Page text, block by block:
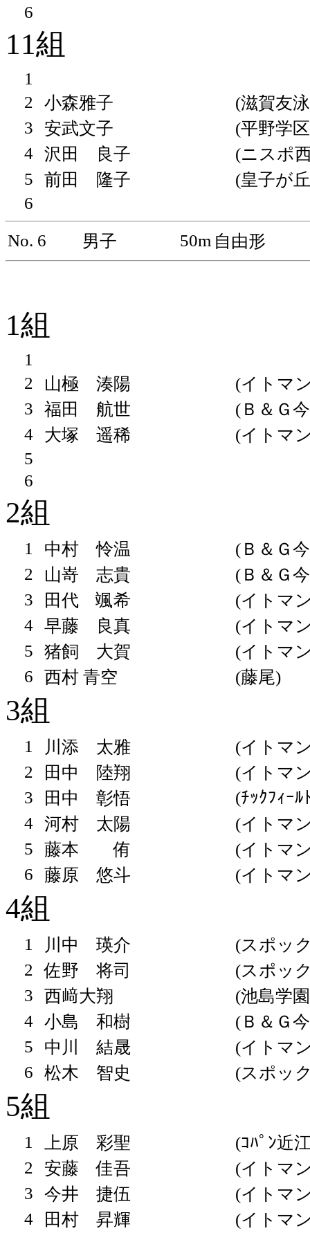
6
11組
1
2
小森雅子
(滋賀友
3
安武文子
(平野学
4 沢田 良子
(ニスポ
5
前田 隆子
(皇子が
6
No. 6
男子 50m 自由形
1組
1
2
山極 湊陽
(イトマ
3
福田 航世
(Ｂ＆Ｇ
4
大塚 遥稀
(イトマ
5
6
2組
1 中村 怜温
(Ｂ＆Ｇ
2
山嵜 志貴
(Ｂ＆Ｇ
3
田代 颯希
(イトマ
4 早藤 良真
(イトマ
5
猪飼 大賀
(イトマ
6
西村 青空 (藤尾)
3組
1 川添 太雅
(イトマ
2
田中 陸翔
(イトマ
3
田中 彰悟
(ﾁｯｸﾌｨｰﾙ
4 河村 太陽
(イトマ
5
藤本 侑
(イトマ
6
藤原 悠斗 (イトマ
4組
1 川中 瑛介
(スポッ
2 佐野 将司
(スポッ
3
西﨑大翔
(池島学
4 小島 和樹
(Ｂ＆Ｇ
5
中川 結晟
(イトマ
6
松木 智史 (スポッ
5組
1 上原 彩聖
(ｺﾊﾟﾝ近
2
安藤 佳吾
(イトマ
3
今井 捷伍
(イトマ
4
田村 昇輝
(イトマ